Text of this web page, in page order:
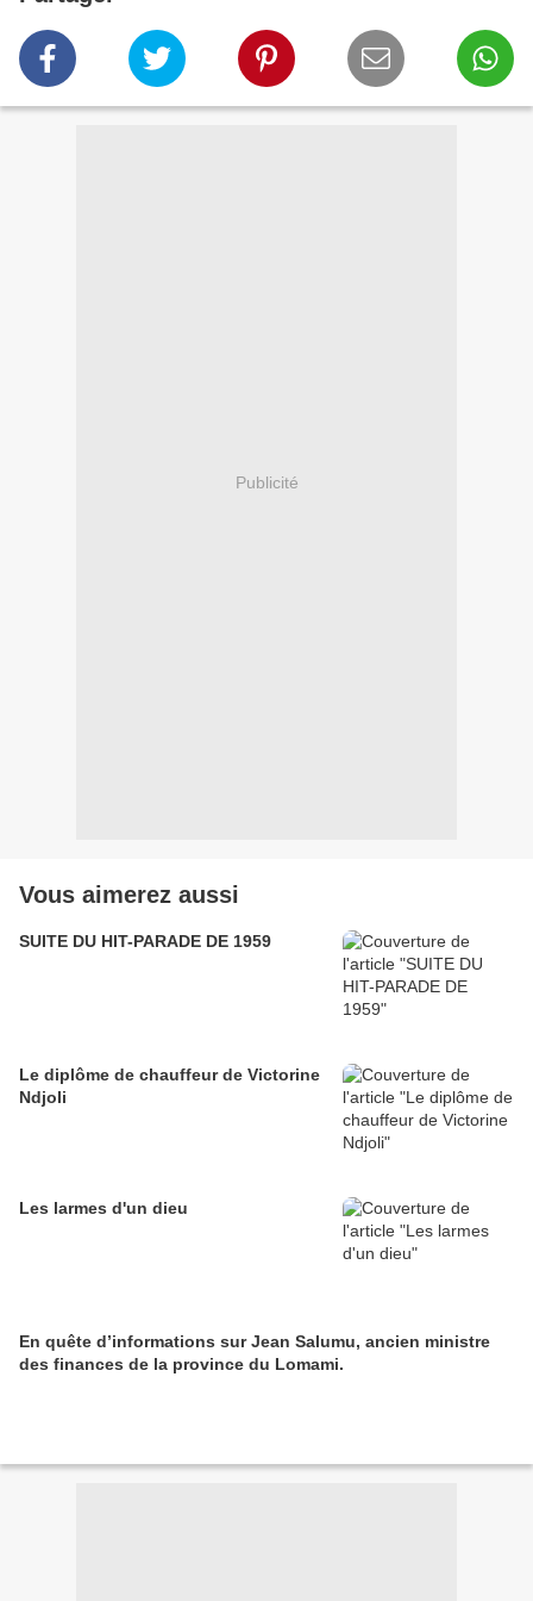
Publicité
Vous aimerez aussi
SUITE DU HIT-PARADE DE 1959
Le diplôme de chauffeur de Victorine
Ndjoli
Les larmes d'un dieu
En quête d’informations sur Jean Salumu, ancien ministre
des finances de la province du Lomami.